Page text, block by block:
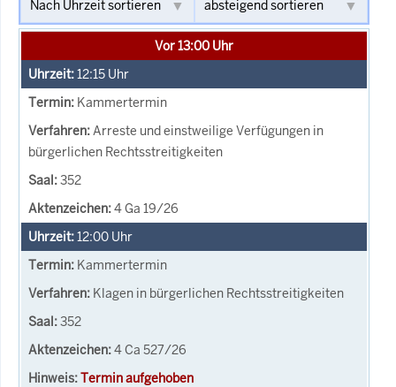
Vor 13:00 Uhr
12:15 Uhr
Kammertermin
Arreste und einstweilige Verfügungen in
bürgerlichen Rechtsstreitigkeiten
352
4 Ga 19/26
12:00 Uhr
Kammertermin
Klagen in bürgerlichen Rechtsstreitigkeiten
352
4 Ca 527/26
Termin aufgehoben